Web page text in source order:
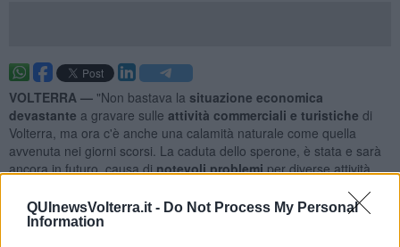
QUInewsVolterra.it - Do Not Process My Personal
Information
VOLTERRA — "Non bastava la situazione economica
devastante a gravare sulle attività commerciali e turistiche di
Volterra, ma ora c'è anche una calamità naturale come quella
avvenuta nei giorni scorsi. La caduta dello sperone, è stata e sarà
ancora in futuro, causa dinotevoli problemiper diverse attività
Confesercenti di Volterra Katiuscia Montagnanidopo una serie
di incontri con le attività commerciali.